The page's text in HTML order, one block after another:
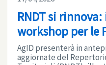
RNDT si
workshop per le
AgID presenterà in
aggiornate del